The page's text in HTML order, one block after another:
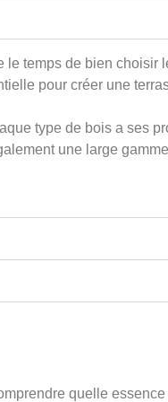
le temps de bien choisir
pour créer une
type de bois a ses
une large
quelle